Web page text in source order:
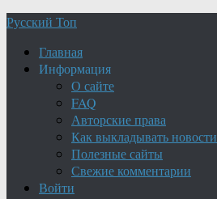
Русский Топ
Главная
Информация
О сайте
FAQ
Авторские права
Как выкладывать новости
Полезные сайты
Свежие комментарии
Войти